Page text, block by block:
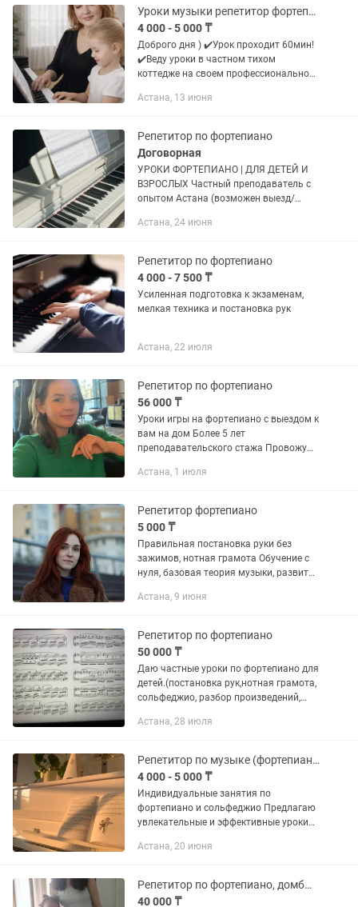
Помогаю в разборе и...
Уроки музыки репетитор фортепиано музицирование коррекционный муз терапевт
4 000 - 5 000 ₸
Доброго дня ) ✔️Урок проходит 60мин!
✔️Веду уроки в частном тихом
коттедже на своем профессиональном
важно для обучения.
музыкальное...
Астана, 13 июня
Репетитор по фортепиано
Договорная
УРОКИ ФОРТЕПИАНО | ДЛЯ ДЕТЕЙ И
ВЗРОСЛЫХ Частный преподаватель с
опытом Астана (возможен выезд/
красиво играть на пианино?
уроки —...
Астана, 24 июня
Репетитор по фортепиано
4 000 - 7 500 ₸
Усиленная подготовка к экзаменам,
мелкая техника и постановка рук
Астана, 22 июля
Репетитор по фортепиано
56 000 ₸
Уроки игры на фортепиано с выездом к
вам на дом Более 5 лет
преподавательского стажа Провожу
работаю как с продолжающим, так и с
Астана, 1 июля
Репетитор фортепиано
5 000 ₸
Правильная постановка руки без
зажимов, нотная грамота Обучение с
нуля, базовая теория музыки, развитие
продолжающих — работа над
музыкальностью и...
Астана, 9 июня
Репетитор по фортепиано
50 000 ₸
Даю частные уроки по фортепиано для
детей.(постановка рук,нотная грамота,
сольфеджио, разбор произведений,
опыт. Абонемент 50000 10 уроков
Астана, 28 июля
Репетитор по музыке (фортепиано и сольфеджио)
4 000 - 5 000 ₸
Индивидуальные занятия по
фортепиано и сольфеджио Предлагаю
увлекательные и эффективные уроки
начинающих и продолжающих.
ваш...
Астана, 20 июня
Репетитор по фортепиано, домбыре
40 000 ₸